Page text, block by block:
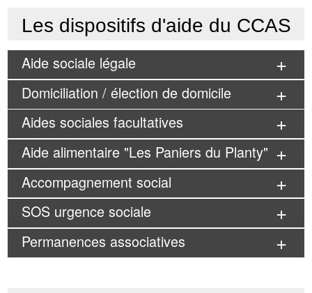
Les dispositifs d'aide du CCAS
Aide sociale légale
Domiciliation / élection de domicile
Aides sociales facultatives
Aide alimentaire "Les Paniers du Planty"
Accompagnement social
SOS urgence sociale
Permanences associatives